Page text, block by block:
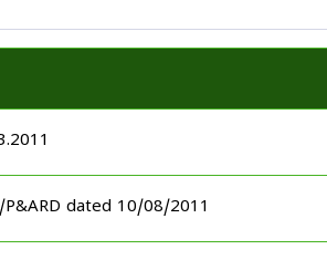
dated 10/08/2011